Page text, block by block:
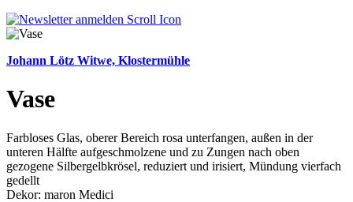
Johann Lötz Witwe, Klostermühle
Vase
Farbloses Glas, oberer Bereich rosa unterfangen, außen in der
unteren Hälfte aufgeschmolzene und zu Zungen nach oben
gezogene Silbergelbkrösel, reduziert und irisiert, Mündung vierfach
gedellt
Dekor: maron Medici